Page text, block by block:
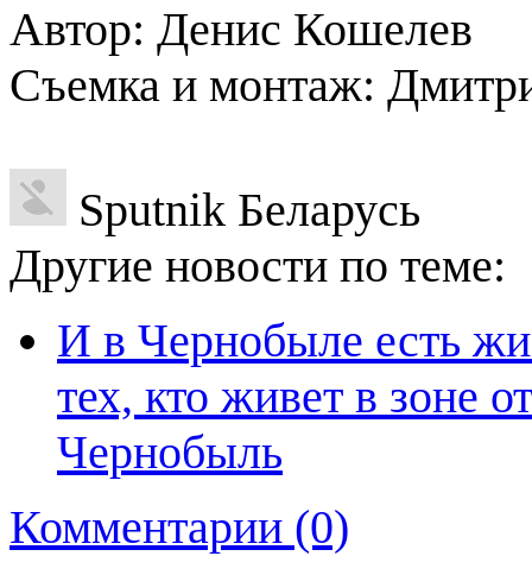
Автор: Денис Кошелев
Съемка и монтаж:
Sputnik Беларусь
Другие новости по теме:
И в Чернобыле есть
тех, кто живет в зоне
Чернобыль
Комментарии (0)